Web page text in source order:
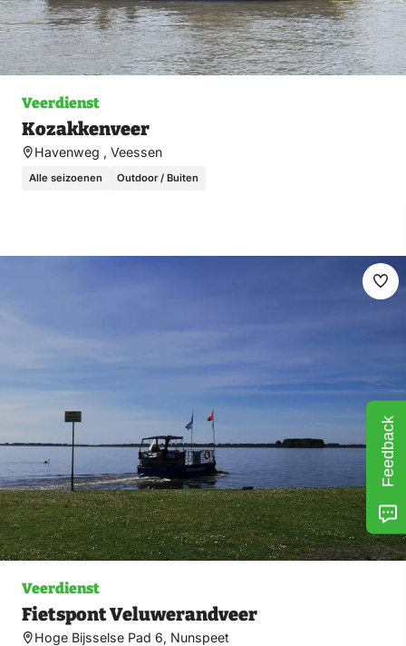
Veerdienst
Kozakkenveer
Havenweg , Veessen
Alle seizoenen Outdoor / Buiten
Veerdienst
Fietspont Veluwerandveer
Hoge Bijsselse Pad 6, Nunspeet
Feedback